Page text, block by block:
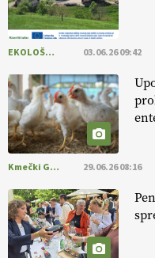
EKOLOŠKO LOGIČNO 03.06.26 09:42
Kmečki Glas 29.06.26 08:16